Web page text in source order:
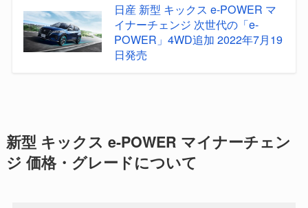
日産 新型 キックス e-POWER マ
イナーチェンジ 次世代の「e-
POWER」4WD追加 2022年7月19
日発売
新型 キックス e-POWER マイナーチェン
ジ 価格・グレードについて